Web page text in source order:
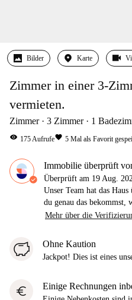
Bilder Karte
Zimmer in einer 3-
vermieten.
Zimmer 3 Zimmer 1
visibility 175Aufrufefavorite 5 Mal als Favorit
Immobilie überprüft
Überprüft am 19 Aug.
Unser Team hat das
du genau das bekommst,
Mehr über die
Ohne Kaution
Jackpot! Dies ist eines
euro Einige Rechnungen